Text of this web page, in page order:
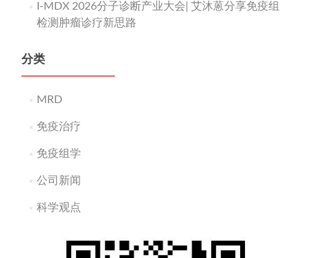
I-MDX 2026分子诊断产业大会| 艾沐蒽分享免疫组
检测肿瘤诊疗新思路
分类
MRD
免疫治疗
免疫组学
公司新闻
科学观点